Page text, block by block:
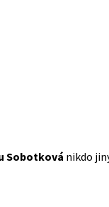
Sobotková nikdo